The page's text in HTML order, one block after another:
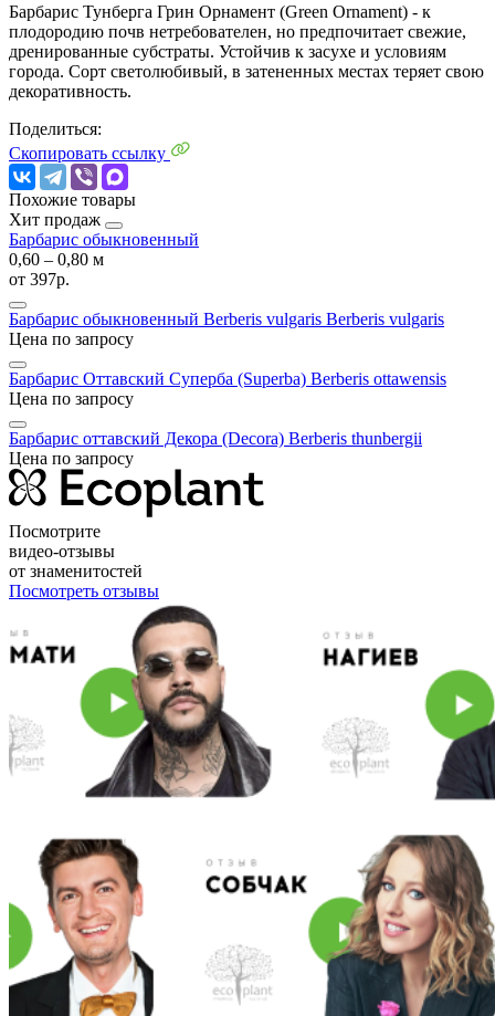
Барбарис Тунберга Грин Орнамент (Green Ornament) - к
плодородию почв нетребователен, но предпочитает свежие,
дренированные субстраты. Устойчив к засухе и условиям
города. Сорт светолюбивый, в затененных местах теряет свою
декоративность.
Поделиться:
Скопировать ссылку
Похожие товары
Хит продаж
Барбарис обыкновенный
0,60 ‒ 0,80 м
от 397р.
Барбарис обыкновенный Berberis vulgaris Berberis vulgaris
Цена по запросу
Барбарис Оттавский Суперба (Superba) Berberis ottawensis
Цена по запросу
Барбарис оттавский Декора (Decora) Berberis thunbergii
Цена по запросу
Посмотрите
видео-отзывы
от знаменитостей
Посмотреть отзывы